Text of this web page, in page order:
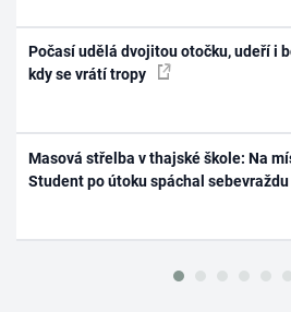
Počasí udělá dvojitou otočku, udeří i
kdy se vrátí tropy
Masová střelba v thajské škole: Na
Student po útoku spáchal sebevraždu